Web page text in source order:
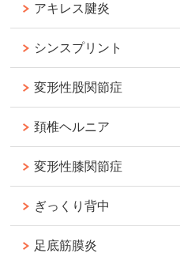
アキレス腱炎
シンスプリント
変形性股関節症
頚椎ヘルニア
変形性膝関節症
ぎっくり背中
足底筋膜炎